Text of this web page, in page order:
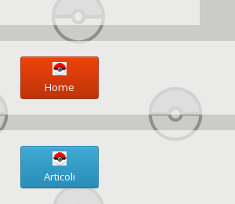
Home
Articoli